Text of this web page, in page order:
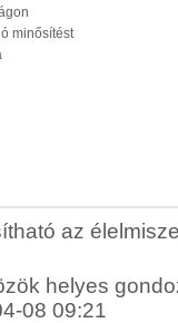
minősítést
az
helyes
08 09:21